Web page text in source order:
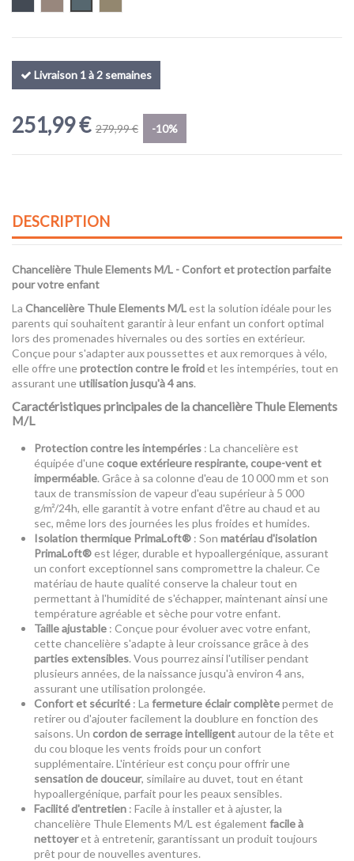
Livraison 1 à 2 semaines
251,99 € 279,99 € -10%
DESCRIPTION
Chancelière Thule Elements M/L - Confort et protection parfaite
pour votre enfant
La Chancelière Thule Elements M/L est la solution idéale pour les
parents qui souhaitent garantir à leur enfant un confort optimal
lors des promenades hivernales ou des sorties en extérieur.
Conçue pour s'adapter aux poussettes et aux remorques à vélo,
elle offre uneprotection contre le froid et les intempéries, tout en
assurant uneutilisation jusqu'à 4 ans.
Caractéristiques principales de la chancelière Thule Elements
M/L
Protection contre les intempéries : La chancelière est
équipée d'une coque extérieure respirante, coupe-vent et
imperméable. Grâce à sa colonne d'eau de 10 000 mm et son
taux de transmission de vapeur d'eau supérieur à 5 000
g/m²/24h, elle garantit à votre enfant d'être au chaud et au
sec, même lors des journées les plus froides et humides.
Isolation thermique PrimaLoft® : Son matériau d'isolation
PrimaLoft® est léger, durable et hypoallergénique, assurant
un confort exceptionnel sans compromettre la chaleur. Ce
matériau de haute qualité conserve la chaleur tout en
permettant à l'humidité de s'échapper, maintenant ainsi une
température agréable et sèche pour votre enfant.
Taille ajustable : Conçue pour évoluer avec votre enfant,
cette chancelière s'adapte à leur croissance grâce à des
parties extensibles. Vous pourrez ainsi l'utiliser pendant
plusieurs années, de la naissance jusqu'à environ 4 ans,
assurant une utilisation prolongée.
Confort et sécurité : La fermeture éclair complètepermet de
retirer ou d'ajouter facilement la doublure en fonction des
saisons. Un cordon de serrage intelligentautour de la tête et
du cou bloque les vents froids pour un confort
supplémentaire. L'intérieur est conçu pour offrir une
sensation de douceur, similaire au duvet, tout en étant
hypoallergénique, parfait pour les peaux sensibles.
Facilité d'entretien : Facile à installer et à ajuster, la
chancelière Thule Elements M/L est également facile à
nettoyeret à entretenir, garantissant un produit toujours
prêt pour de nouvelles aventures.